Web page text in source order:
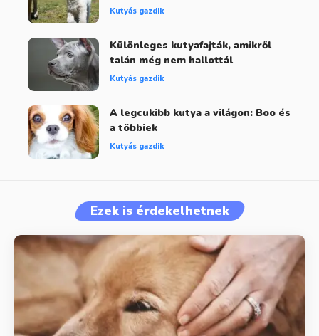
Kutyás gazdik
Különleges kutyafajták, amikről
talán még nem hallottál
Kutyás gazdik
A legcukibb kutya a világon: Boo és
a többiek
Kutyás gazdik
Ezek is érdekelhetnek